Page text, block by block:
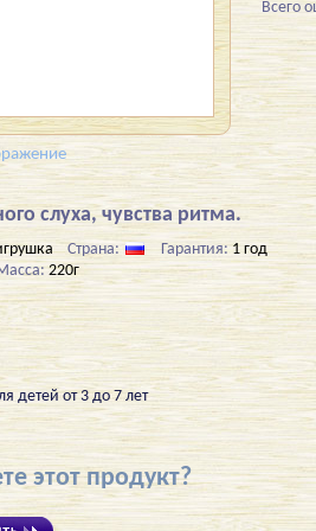
Всего
слуха, чувства ритма.
Страна: Гарантия:1 год
220г
детей от 3 до 7 лет
этот продукт?